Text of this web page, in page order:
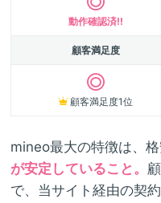
動作確認済!!
顧客満足度
顧客満足度1位
mineo最大の特徴は、
が安定していること。
で、当サイト経由の契